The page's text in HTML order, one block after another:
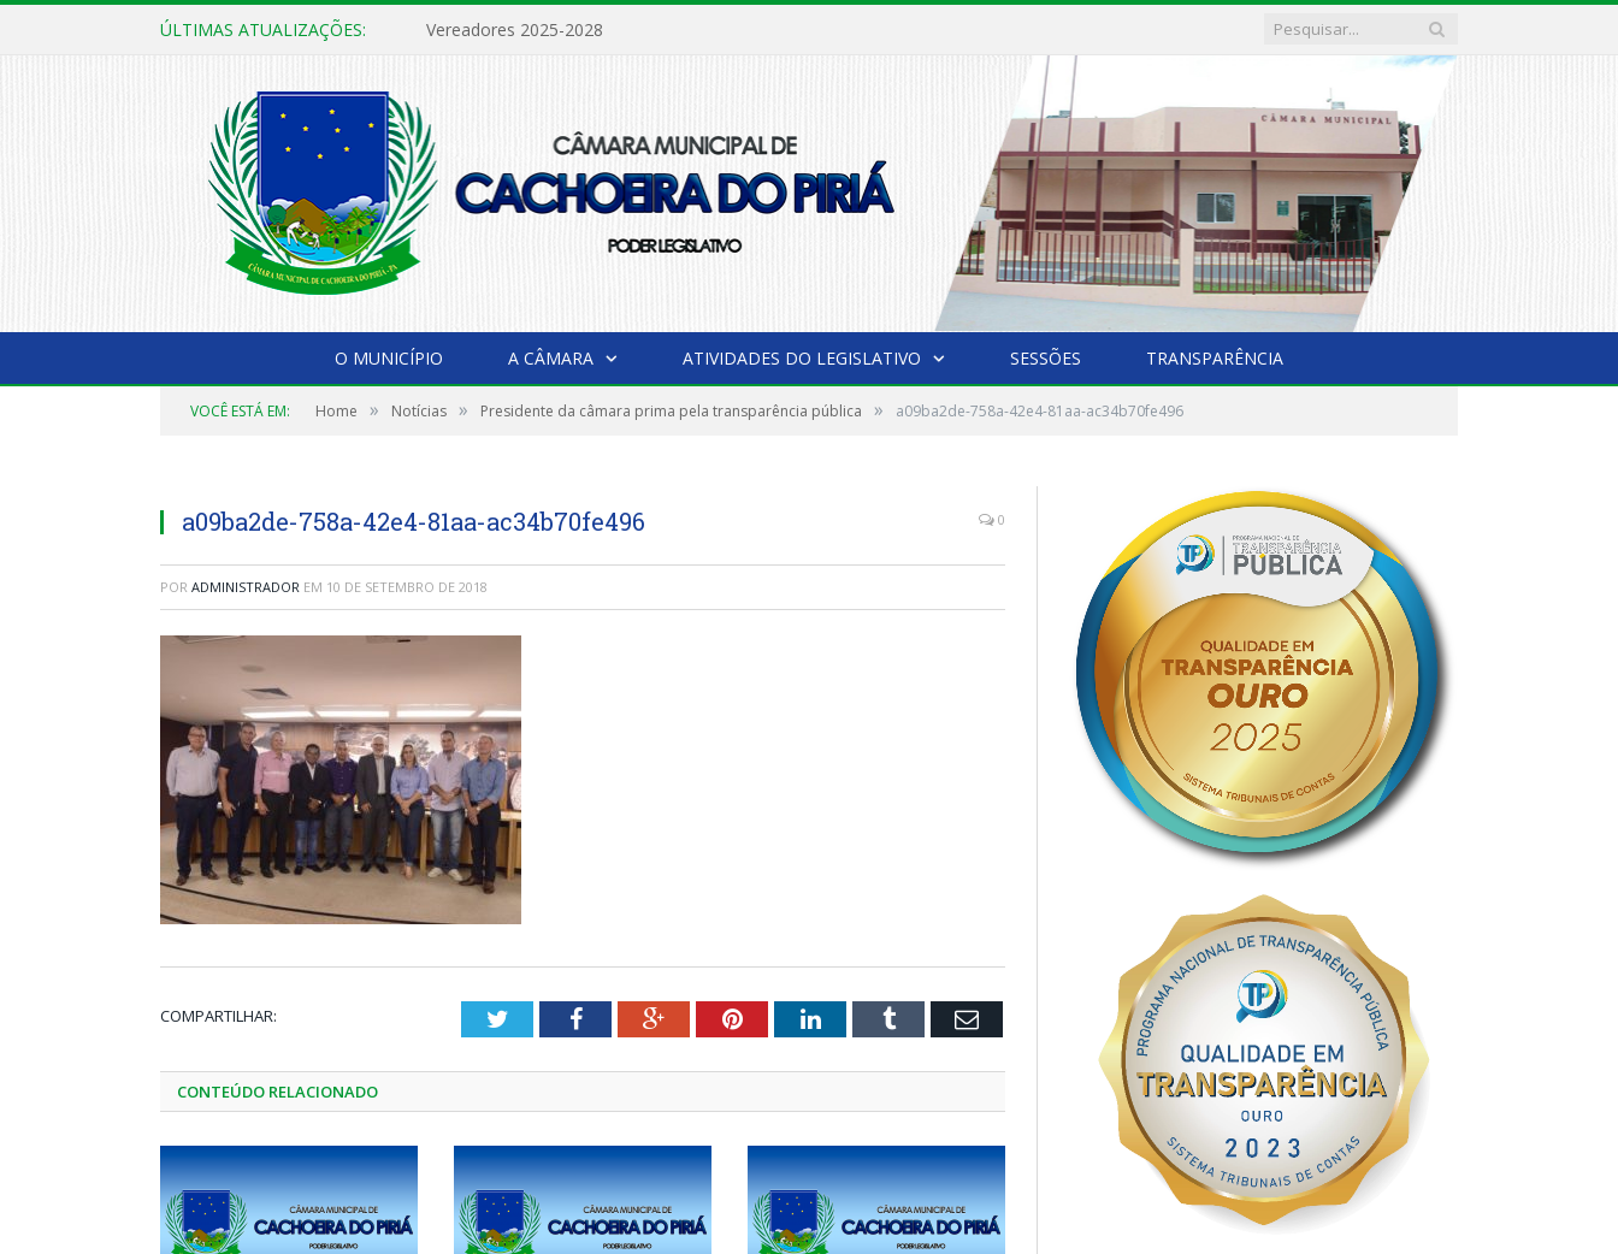
ÚLTIMAS ATUALIZAÇÕES: Vereadores 2025-2028
O MUNICÍPIO A CÂMARA ATIVIDADES DO LEGISLATIVO SESSÕES TRANSPARÊNCIA
VOCÊ ESTÁ EM: Home » Notícias » Presidente da câmara prima pela transparência pública » a09ba2de-758a-42e4-81aa-ac34b70fe496
a09ba2de-758a-42e4-81aa-ac34b70fe496 0
POR ADMINISTRADOR EM 10 DE SETEMBRO DE 2018
COMPARTILHAR: TwitterFacebookGoogle+PinterestLinkedInTumblr Email
CONTEÚDO RELACIONADO